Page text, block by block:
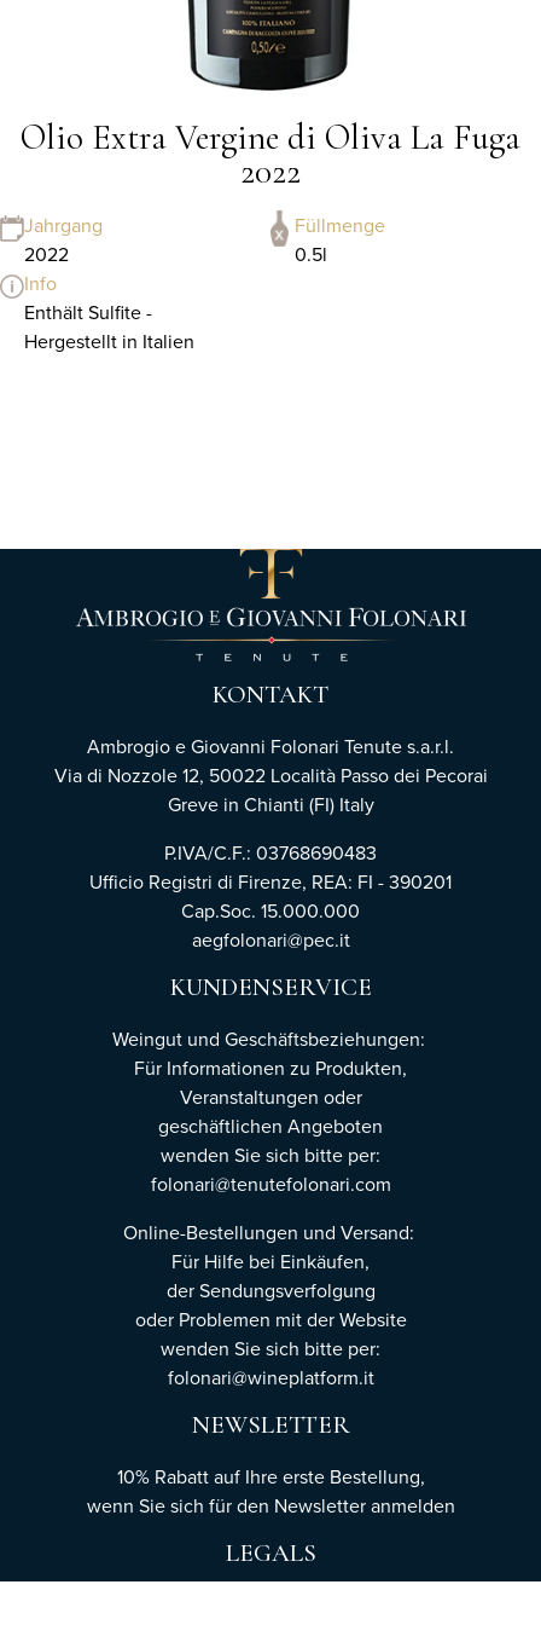
Olio Extra Vergine di Oliva La Fuga
2022
Jahrgang
2022
Füllmenge
0.5l
Info
Enthält Sulfite -
Hergestellt in Italien
KONTAKT
Ambrogio e Giovanni Folonari Tenute s.a.r.l.
Via di Nozzole 12, 50022 Località Passo dei Pecorai
Greve in Chianti (FI) Italy
P.IVA/C.F.: 03768690483
Ufficio Registri di Firenze, REA: FI - 390201
Cap.Soc. 15.000.000
aegfolonari@pec.it
KUNDENSERVICE
Weingut und Geschäftsbeziehungen:
Für Informationen zu Produkten,
Veranstaltungen oder
geschäftlichen Angeboten
wenden Sie sich bitte per:
folonari@tenutefolonari.com
Online-Bestellungen und Versand:
Für Hilfe bei Einkäufen,
der Sendungsverfolgung
oder Problemen mit der Website
wenden Sie sich bitte per:
folonari@wineplatform.it
NEWSLETTER
10% Rabatt auf Ihre erste Bestellung,
wenn Sie sich für den Newsletteranmelden
LEGALS